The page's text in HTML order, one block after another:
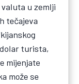
u zemlji
tečajeva
turista,
mijenjate
može se